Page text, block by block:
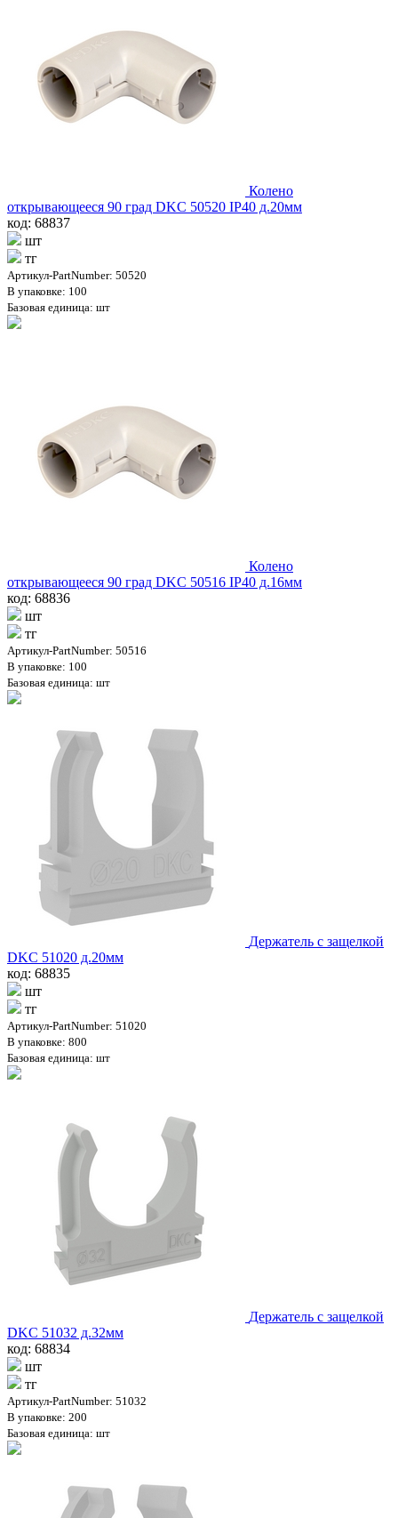
Колено
открывающееся 90 град DKC 50520 IP40 д.20мм
код: 68837
шт
тг
Артикул-PartNumber: 50520
В упаковке: 100
Базовая единица: шт
Колено
открывающееся 90 град DKC 50516 IP40 д.16мм
код: 68836
шт
тг
Артикул-PartNumber: 50516
В упаковке: 100
Базовая единица: шт
Держатель с защелкой
DKC 51020 д.20мм
код: 68835
шт
тг
Артикул-PartNumber: 51020
В упаковке: 800
Базовая единица: шт
Держатель с защелкой
DKC 51032 д.32мм
код: 68834
шт
тг
Артикул-PartNumber: 51032
В упаковке: 200
Базовая единица: шт